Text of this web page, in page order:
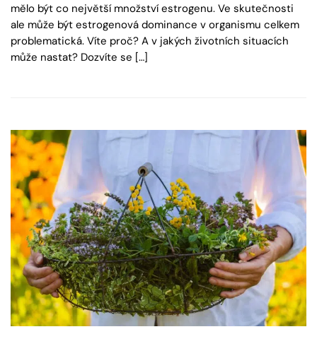
mělo být co největší množství estrogenu. Ve skutečnosti
ale může být estrogenová dominance v organismu celkem
problematická. Víte proč? A v jakých životních situacích
může nastat? Dozvíte se […]